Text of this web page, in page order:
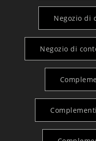
Negozio di
Negozio di